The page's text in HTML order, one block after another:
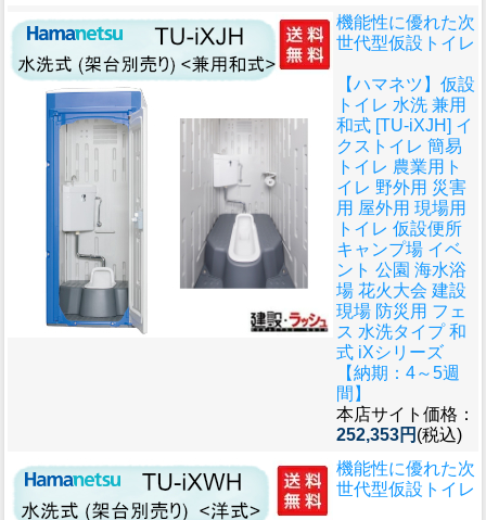
機能性に優れた次
世代型仮設トイレ
【ハマネツ】仮設
トイレ 水洗 兼用
和式 [TU-iXJH] イ
クストイレ 簡易
トイレ 農業用ト
イレ 野外用 災害
用 屋外用 現場用
トイレ 仮設便所
キャンプ場 イベ
ント 公園 海水浴
場 花火大会 建設
現場 防災用 フェ
ス 水洗タイプ 和
式 iXシリーズ
【納期：4～5週
間】
本店サイト価格：
252,353円 (税込)
機能性に優れた次
世代型仮設トイレ